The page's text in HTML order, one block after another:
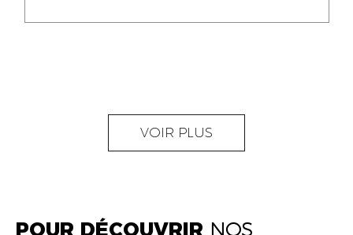
AGENT
GHITA SFINY
ACCOUNTANT
OUMAIMA HABIBA
VOIR PLUS
POUR DÉCOUVRIR NOS